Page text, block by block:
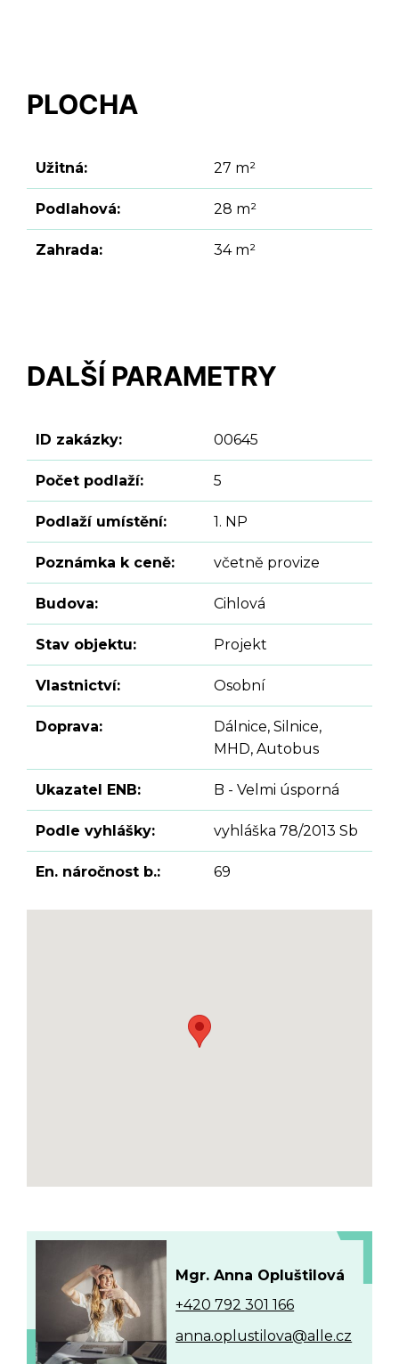
PLOCHA
Užitná: 27 m²
Podlahová: 28 m²
Zahrada: 34 m²
DALŠÍ PARAMETRY
ID zakázky: 00645
Počet podlaží: 5
Podlaží umístění: 1. NP
Poznámka k ceně: včetně provize
Budova: Cihlová
Stav objektu: Projekt
Vlastnictví: Osobní
Doprava:
Dálnice, Silnice,
MHD, Autobus
Ukazatel ENB: B - Velmi úsporná
Podle vyhlášky: vyhláška 78/2013 Sb
En. náročnost b.: 69
Mgr. Anna Opluštilová
+420 792 301 166
anna.oplustilova@alle.cz